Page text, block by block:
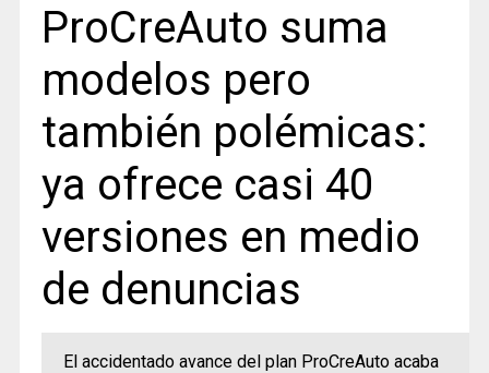
ProCreAuto suma
modelos pero
también polémicas:
ya ofrece casi 40
versiones en medio
de denuncias
El accidentado avance del plan ProCreAuto acaba